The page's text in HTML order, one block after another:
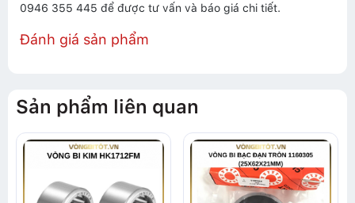
0946 355 445 để được tư vấn và báo giá chi tiết.
Đánh giá sản phẩm
Sản phẩm liên quan